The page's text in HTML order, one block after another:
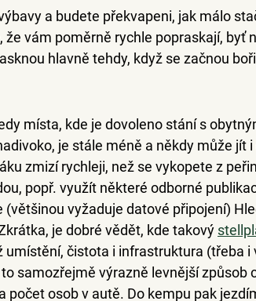
a budete překvapeni, jak málo
vám poměrně rychle popraskají, byť
hlavně tehdy, když se začnou
místa, kde je dovoleno stání s
je stále méně a někdy může jít
zmizí rychleji, než se vykopete z
, popř. využít některé odborné
vyžaduje datové připojení)
je dobré vědět, kde takový
čistota i infrastruktura (třeba i
samozřejmě výrazně levnější způsob
počet osob v autě. Do kempu pak